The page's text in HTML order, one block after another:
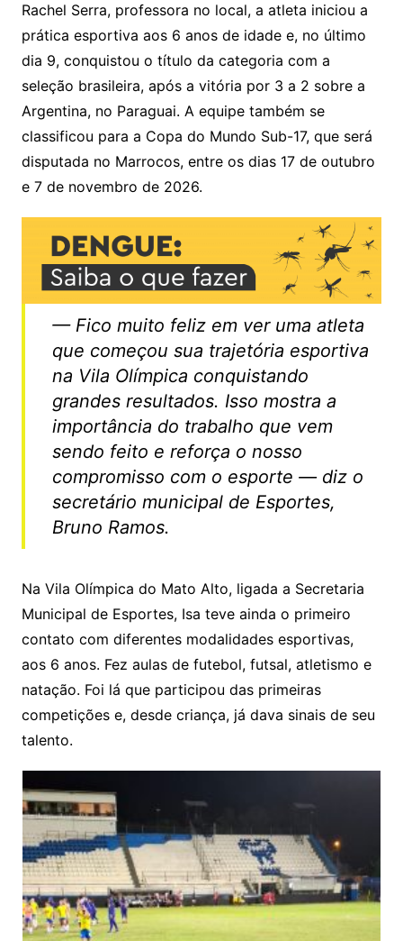
p
o
k
Rachel Serra, professora no local, a atleta iniciou a
prática esportiva aos 6 anos de idade e, no último
dia 9, conquistou o título da categoria com a
seleção brasileira, após a vitória por 3 a 2 sobre a
Argentina, no Paraguai. A equipe também se
classificou para a Copa do Mundo Sub-17, que será
disputada no Marrocos, entre os dias 17 de outubro
e 7 de novembro de 2026.
— Fico muito feliz em ver uma atleta
que começou sua trajetória esportiva
na Vila Olímpica conquistando
grandes resultados. Isso mostra a
importância do trabalho que vem
sendo feito e reforça o nosso
compromisso com o esporte — diz o
secretário municipal de Esportes,
Bruno Ramos.
Na Vila Olímpica do Mato Alto, ligada a Secretaria
Municipal de Esportes, Isa teve ainda o primeiro
contato com diferentes modalidades esportivas,
aos 6 anos. Fez aulas de futebol, futsal, atletismo e
natação. Foi lá que participou das primeiras
competições e, desde criança, já dava sinais de seu
talento.